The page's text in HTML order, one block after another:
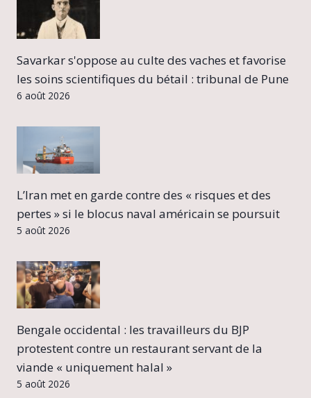
Savarkar s'oppose au culte des vaches et favorise
les soins scientifiques du bétail : tribunal de Pune
6 août 2026
L’Iran met en garde contre des « risques et des
pertes » si le blocus naval américain se poursuit
5 août 2026
Bengale occidental : les travailleurs du BJP
protestent contre un restaurant servant de la
viande « uniquement halal »
5 août 2026